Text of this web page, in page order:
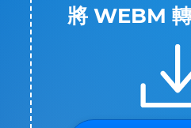
將 WEBM